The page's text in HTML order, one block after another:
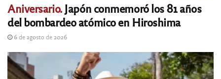
Aniversario.Japón conmemoró los 81 años
del bombardeo atómico en Hiroshima
6 de agosto de 2026